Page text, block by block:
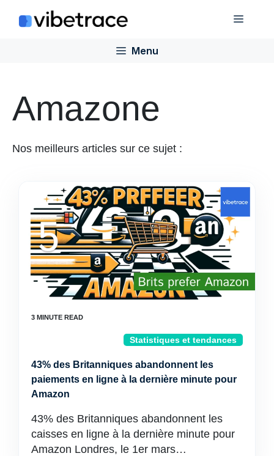
Menu
Menu
Amazone
Nos meilleurs articles sur ce sujet :
Statistiques et tendances
43% des Britanniques abandonnent les
paiements en ligne à la dernière minute pour
Amazon
43% des Britanniques abandonnent les
caisses en ligne à la dernière minute pour
Amazon Londres, le 1er mars…